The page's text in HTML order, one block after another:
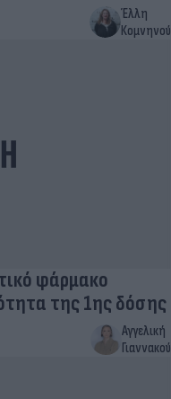
Έλλη
Κομνηνού
φάρμακο
της 1ης δόσης
Αγγελική
Γιαννακού